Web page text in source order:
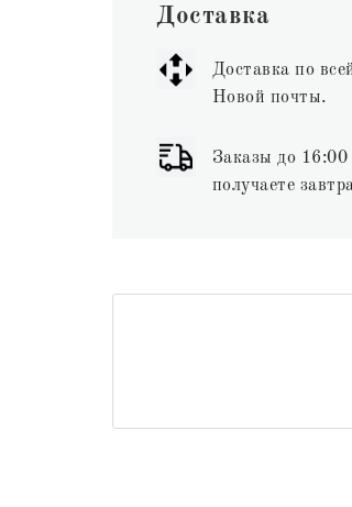
Доставка
Доставка по
Новой почты.
Заказы до 16:00
получаете